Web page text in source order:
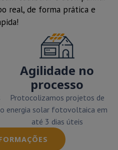
real, de forma prática e
Agilidade no
processo
Protocolizamos projetos de
energia solar fotovoltaica em
até 3 dias úteis